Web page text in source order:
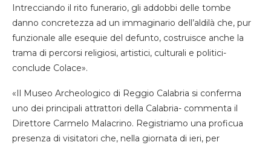
Intrecciando il rito funerario, gli addobbi delle tombe
danno concretezza ad un immaginario dell’aldilà che, pur
funzionale alle esequie del defunto, costruisce anche la
trama di percorsi religiosi, artistici, culturali e politici-
conclude Colace».
«Il Museo Archeologico di Reggio Calabria si conferma
uno dei principali attrattori della Calabria- commenta il
Direttore Carmelo Malacrino. Registriamo una proficua
presenza di visitatori che, nella giornata di ieri, per